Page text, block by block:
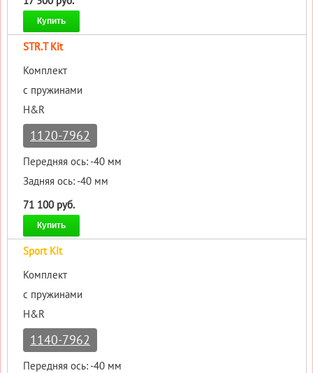
Купить
STR.T Kit
Комплект
с пружинами
H&R
1120-7962
Передняя ось: -40 мм
Задняя ось: -40 мм
71 100 руб.
Купить
Sport Kit
Комплект
с пружинами
H&R
1140-7962
Передняя ось: -40 мм